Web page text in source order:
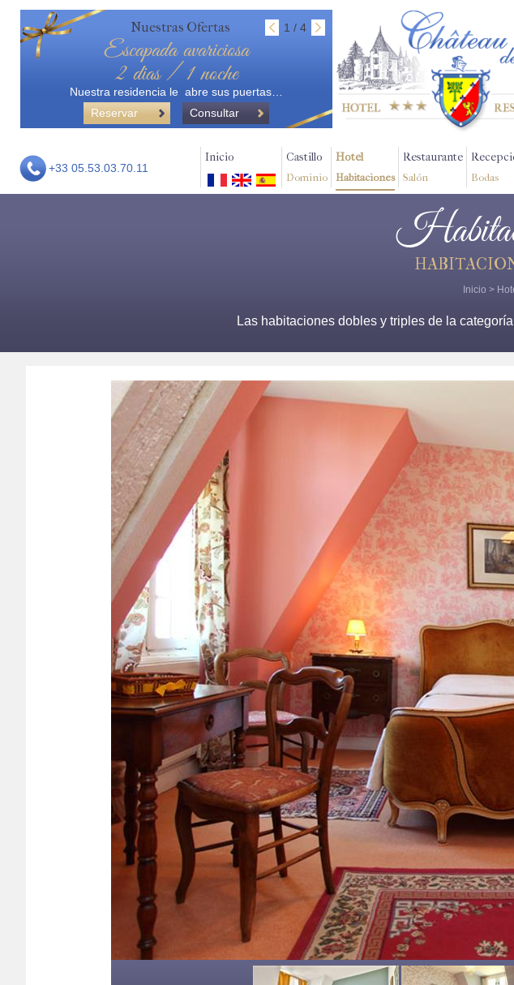
Nuestras Ofertas 1 / 4
Escapada avariciosa
2 dias / 1 noche
Nuestra residencia le abre sus puertas…
Reservar
Consultar
+33 05.53.03.70.11
Inicio Castillo
Dominio
Hotel
Habitaciones
Restaurante
Salón Bodas
Inicio >
Las habitaciones dobles y triples de la